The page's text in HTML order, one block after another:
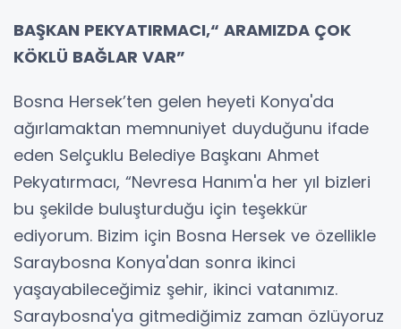
BAŞKAN PEKYATIRMACI,“ ARAMIZDA ÇOK
KÖKLÜ BAĞLAR VAR”
Bosna Hersek’ten gelen heyeti Konya'da
ağırlamaktan memnuniyet duyduğunu ifade
eden Selçuklu Belediye Başkanı Ahmet
Pekyatırmacı, “Nevresa Hanım'a her yıl bizleri
bu şekilde buluşturduğu için teşekkür
ediyorum. Bizim için Bosna Hersek ve özellikle
Saraybosna Konya'dan sonra ikinci
yaşayabileceğimiz şehir, ikinci vatanımız.
Saraybosna'ya gitmediğimiz zaman özlüyoruz